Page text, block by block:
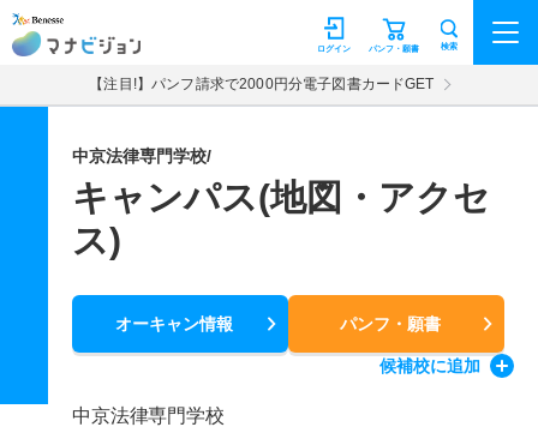
マナビジョン パンフ・願書
ログイン 検索
【注目!】パンフ請求で2000円分電子図書カードGET
中京法律専門学校/
キャンパス(地図・アクセ
ス)
オーキャン情報 パンフ・願書
候補校に追加
中京法律専門学校